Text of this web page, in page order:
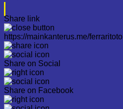
Share link
https://mainkanterus.me/ferraritoto
Share on Social
Share on Facebook